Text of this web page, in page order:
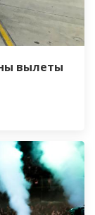
вылеты